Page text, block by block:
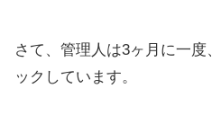
さて、管理人は3ヶ月に一度
ックしています。